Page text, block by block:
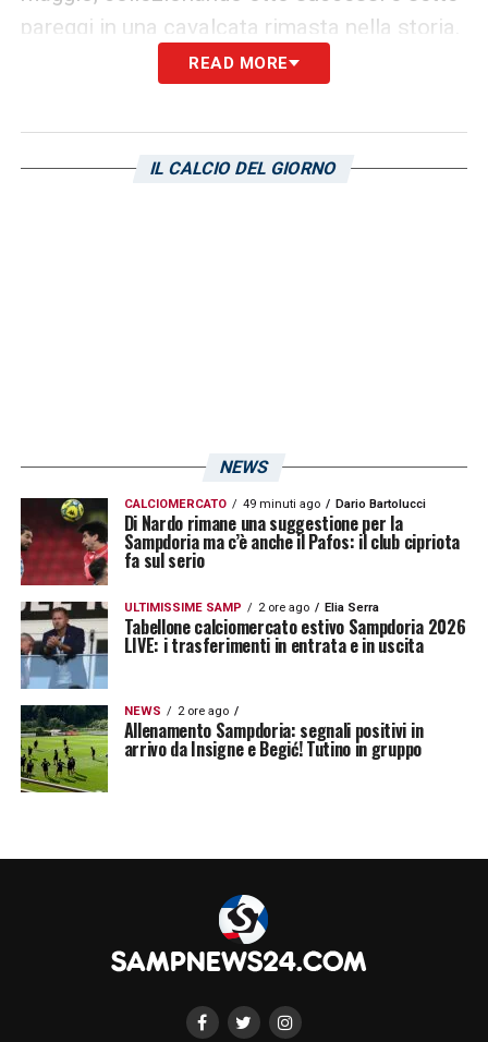
pareggi in una cavalcata rimasta nella storia.
READ MORE
IL CALCIO DEL GIORNO
NEWS
CALCIOMERCATO 49 minuti ago Dario Bartolucci
Di Nardo rimane una suggestione per la
Sampdoria ma c’è anche il Pafos: il club cipriota
fa sul serio
ULTIMISSIME SAMP 2 ore ago Elia Serra
Tabellone calciomercato estivo Sampdoria 2026
LIVE: i trasferimenti in entrata e in uscita
NEWS 2 ore ago
Allenamento Sampdoria: segnali positivi in
arrivo da Insigne e Begić! Tutino in gruppo